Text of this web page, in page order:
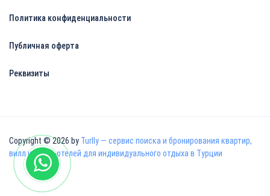
Политика конфиденциальности
Публичная оферта
Реквизиты
Copyright © 2026 by Turlly — сервис поиска и бронирования квартир,
вилл и апарт-отелей для индивидуального отдыха в Турции